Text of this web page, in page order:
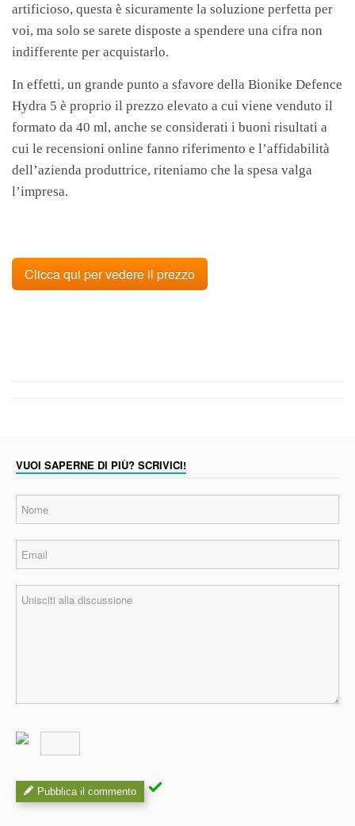
artificioso, questa è sicuramente la soluzione perfetta per
voi, ma solo se sarete disposte a spendere una cifra non
indifferente per acquistarlo.
In effetti, un grande punto a sfavore della Bionike Defence
Hydra 5 è proprio il prezzo elevato a cui viene venduto il
formato da 40 ml, anche se considerati i buoni risultati a
cui le recensioni online fanno riferimento e l’affidabilità
dell’azienda produttrice, riteniamo che la spesa valga
l’impresa.
Clicca qui per vedere il prezzo
VUOI SAPERNE DI PIÙ? SCRIVICI!
Pubblica il commento